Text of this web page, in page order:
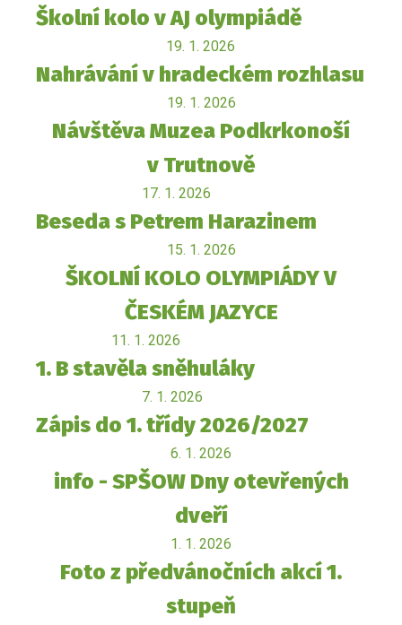
Školní kolo v AJ olympiádě
19. 1. 2026
Nahrávání v hradeckém rozhlasu
19. 1. 2026
Návštěva Muzea Podkrkonoší
v Trutnově
17. 1. 2026
Beseda s Petrem Harazinem
15. 1. 2026
ŠKOLNÍ KOLO OLYMPIÁDY V
ČESKÉM JAZYCE
11. 1. 2026
1. B stavěla sněhuláky
7. 1. 2026
Zápis do 1. třídy 2026/2027
6. 1. 2026
info - SPŠOW Dny otevřených
dveří
1. 1. 2026
Foto z předvánočních akcí 1.
stupeň